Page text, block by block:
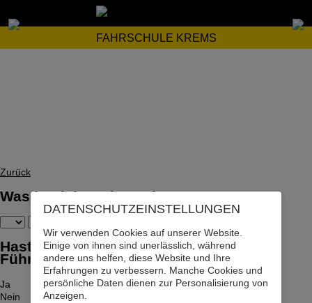
FAHRSCHULE KREMS
Zurück
Was ist dein Geburtsdatum?
Hast du bereits den Motorrad-
Führerschein? (Kein Moped!)
Ja
Nein
DATENSCHUTZ­EINSTELLUNGEN
Wir verwenden Cookies auf unserer Website.
Einige von ihnen sind unerlässlich, während
andere uns helfen, diese Website und Ihre
Erfahrungen zu verbessern. Manche Cookies und
persönliche Daten dienen zur Personalisierung von
Anzeigen.